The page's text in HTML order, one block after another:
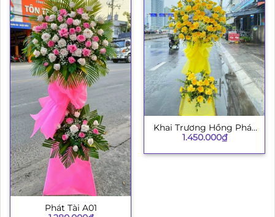
Phát Tài A01
Khai Trương Hồng Phát
003
1.450.000₫